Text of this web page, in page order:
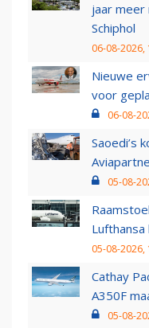
jaar meer
Schiphol
06-08-2026,
Nieuwe
voor
06-08-
Saoedi’s
05-08-
05-08-2026,
Cathay
A350F
05-08-